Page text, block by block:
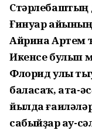
Стәрлебаштың
Ғинуар
Айрина Артем
Икенсе булып
Флорид улы
баласаҡ, ата-
йылда
сабыйҙар һау-